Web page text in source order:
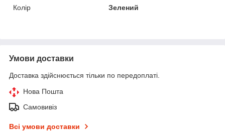
Колір
Зелений
Умови доставки
Доставка здійснюється тільки по передоплаті.
Нова Пошта
Самовивіз
Всі умови доставки